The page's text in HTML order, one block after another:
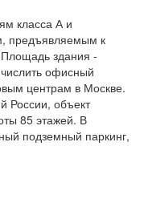
класса А и
предъявляемым к
здания -
офисный
центрам в Москве.
России, объект
85 этажей. В
подземный паркинг,